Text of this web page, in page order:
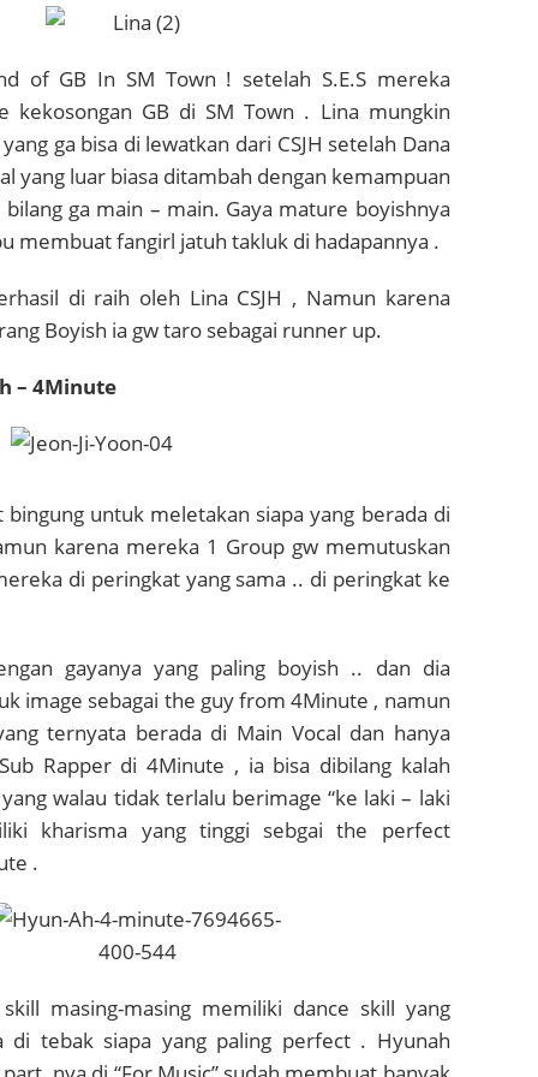
of GB In SM Town ! setelah S.E.S mereka
kekosongan GB di SM Town . Lina mungkin
ga bisa di lewatkan dari CSJH setelah Dana
yang luar biasa ditambah dengan kemampuan
bilang ga main – main. Gaya mature boyishnya
membuat fangirl jatuh takluk di hadapannya .
di raih oleh Lina CSJH , Namun karena
Boyish ia gw taro sebagai runner up.
– 4Minute
bingung untuk meletakan siapa yang berada di
karena mereka 1 Group gw memutuskan
di peringkat yang sama .. di peringkat ke
gayanya yang paling boyish .. dan dia
image sebagai the guy from 4Minute , namun
ternyata berada di Main Vocal dan hanya
Rapper di 4Minute , ia bisa dibilang kalah
walau tidak terlalu berimage “ke laki – laki
kharisma yang tinggi sebgai the perfect
.
masing-masing memiliki dance skill yang
di tebak siapa yang paling perfect . Hyunah